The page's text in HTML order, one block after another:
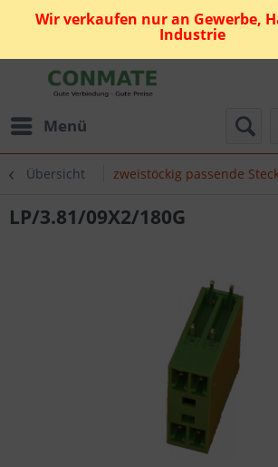
Wir verkaufen nur an Gewerbe,
Industrie
Menü
Übersicht zweistöckig passende
LP/3.81/09X2/180G